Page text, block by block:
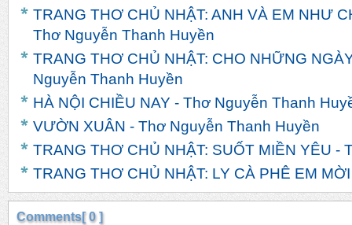
TRANG THƠ CHỦ NHẬT: ANH VÀ EM NHƯ
Thơ Nguyễn Thanh Huyền
TRANG THƠ CHỦ NHẬT: CHO NHỮNG
Nguyễn Thanh Huyền
HÀ NỘI CHIỀU NAY - Thơ Nguyễn Thanh
VƯỜN XUÂN - Thơ Nguyễn Thanh Huyền
TRANG THƠ CHỦ NHẬT: SUỐT MIỀN YÊU -
TRANG THƠ CHỦ NHẬT: LY CÀ PHÊ EM
Comments[ 0 ]